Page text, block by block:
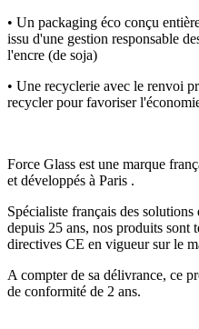
• Un packaging éco conçu
issu d'une gestion responsable
l'encre (de soja)
• Une recyclerie avec le renvoi
recycler pour favoriser
Force Glass est une marque
et développés à Paris .
Spécialiste français des
depuis 25 ans, nos produits sont
directives CE en vigueur sur le
A compter de sa délivrance, ce
de conformité de 2 ans.